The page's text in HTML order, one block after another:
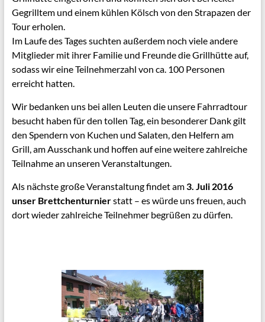
Gegrilltem und einem kühlen Kölsch von den Strapazen der
Tour erholen.
Im Laufe des Tages suchten außerdem noch viele andere
Mitglieder mit ihrer Familie und Freunde die Grillhütte auf,
sodass wir eine Teilnehmerzahl von ca. 100 Personen
erreicht hatten.
Wir bedanken uns bei allen Leuten die unsere Fahrradtour
besucht haben für den tollen Tag, ein besonderer Dank gilt
den Spendern von Kuchen und Salaten, den Helfern am
Grill, am Ausschank und hoffen auf eine weitere zahlreiche
Teilnahme an unseren Veranstaltungen.
Als nächste große Veranstaltung findet am3. Juli 2016
unser Brettchenturnierstatt – es würde uns freuen, auch
dort wieder zahlreiche Teilnehmer begrüßen zu dürfen.